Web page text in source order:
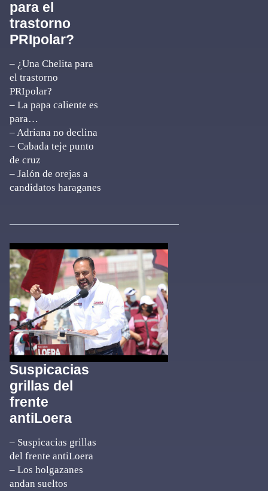
para el
trastorno
PRIpolar?
– ¿Una Chelita para
el trastorno
PRIpolar?
– La papa caliente es
para…
– Adriana no declina
– Cabada teje punto
de cruz
– Jalón de orejas a
candidatos haraganes
Suspicacias
grillas del
frente
antiLoera
– Suspicacias grillas
del frente antiLoera
– Los holgazanes
andan sueltos